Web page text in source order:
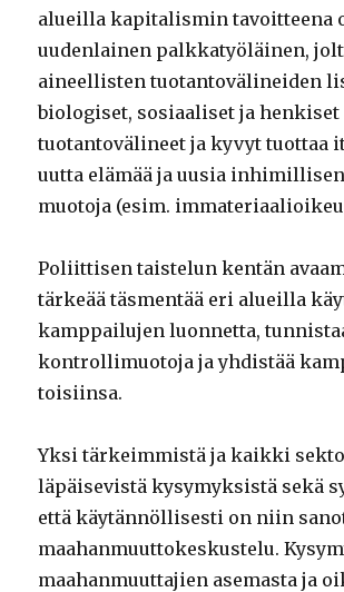
alueilla kapitalismin tavoitteena
uudenlainen palkkatyöläinen,
aineellisten tuotantovälineiden
biologiset, sosiaaliset ja henkiset
tuotantovälineet ja kyvyt tuottaa
uutta elämää ja uusia
muotoja (esim.
Poliittisen taistelun kentän
tärkeää täsmentää eri alueilla
kamppailujen luonnetta,
kontrollimuotoja ja yhdistää
toisiinsa.
Yksi tärkeimmistä ja kaikki
läpäisevistä kysymyksistä sekä
että käytännöllisesti on niin
maahanmuuttokeskustelu.
maahanmuuttajien asemasta ja